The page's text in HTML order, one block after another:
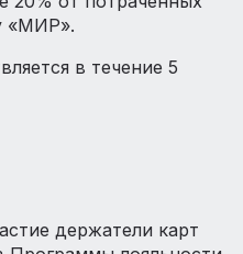
«МИР».
в течение 5
держатели карт